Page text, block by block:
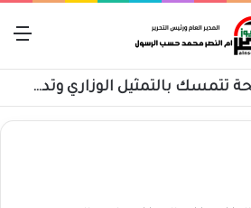
المؤتمر الوطني: أي حوار خاضع لهيمنة جهة محددة مصيره الفشل